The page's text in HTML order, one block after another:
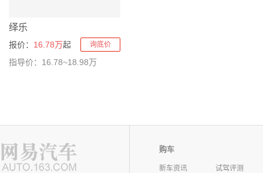
绎乐
报价： 16.78万起 询底价
指导价：16.78~18.98万
购车
新车资讯
试驾评测